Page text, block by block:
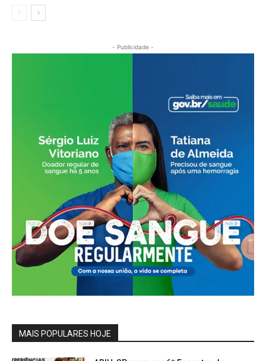
- Publicidade -
MAIS POPULARES HOJE